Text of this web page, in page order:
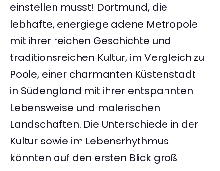
einstellen musst! Dortmund, die
lebhafte, energiegeladene Metropole
mit ihrer reichen Geschichte und
traditionsreichen Kultur, im Vergleich zu
Poole, einer charmanten Küstenstadt
in Südengland mit ihrer entspannten
Lebensweise und malerischen
Landschaften. Die Unterschiede in der
Kultur sowie im Lebensrhythmus
könnten auf den ersten Blick groß